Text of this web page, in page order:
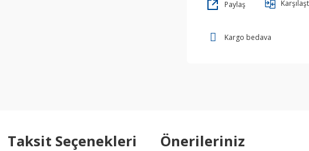
Paylaş
Kargo bedava
Taksit Seçenekleri Önerileriniz